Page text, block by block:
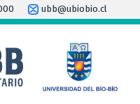
ubb@ubiobio.cl